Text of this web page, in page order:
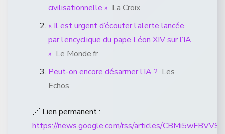
civilisationnelle » La Croix
« Il est urgent d’écouter l’alerte lancée
par l’encyclique du pape Léon XIV sur l’IA
» Le Monde.fr
Peut-on encore désarmer l’IA ? Les
Echos
🔗 Lien permanent :
https://news.google.com/rss/articles/